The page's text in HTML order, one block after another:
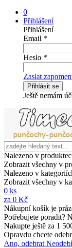
0
Přihlášení
Přihlášení
Email *
Heslo *
Zaslat
Přihlásit se
Ještě nemám
Nalezeno v
Zobrazit všechny v
Nalezeno v
Zobrazit všechny v
0 ks
za 0 Kč
Nákupní košík je
Potřebujete poradit?
Nakupte ještě za 1
Opravdu chcete
Ano, odebrat